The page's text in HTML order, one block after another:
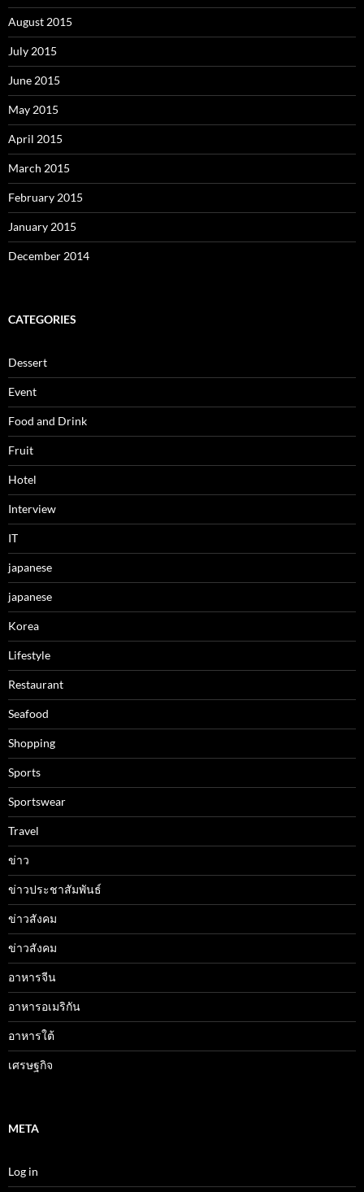
August 2015
July 2015
June 2015
May 2015
April 2015
March 2015
February 2015
January 2015
December 2014
CATEGORIES
Dessert
Event
Food and Drink
Fruit
Hotel
Interview
IT
japanese
japanese
Korea
Lifestyle
Restaurant
Seafood
Shopping
Sports
Sportswear
Travel
ข่าว
ข่าวประชาสัมพันธ์
ข่าวสังคม
ข่าวสังคม
อาหารจีน
อาหารอเมริกัน
อาหารใต้
เศรษฐกิจ
META
Log in